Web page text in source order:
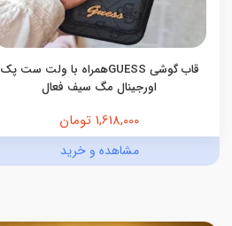
قاب گوشی GUESSهمراه با ولت ست پک
اورجینال مگ سیف فعال
1,618,000 تومان
مشاهده و خرید